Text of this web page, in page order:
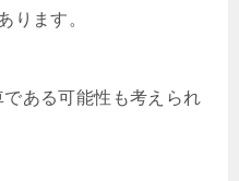
ります。
ある可能性も考えられ